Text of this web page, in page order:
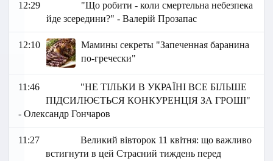
12:29
"Що робити - коли смертельна небезпека
йде зсередини?" - Валерій Прозапас
12:10
Мамины секреты "Запеченная баранина
по-гречески"
11:46
"НЕ ТІЛЬКИ В УКРАЇНІ ВСЕ БІЛЬШЕ
ПІДСИЛЮЄТЬСЯ КОНКУРЕНЦІЯ ЗА ГРОШІ"
- Олександр Гончаров
11:27
Великий вівторок 11 квітня: що важливо
встигнути в цей Страсний тиждень перед